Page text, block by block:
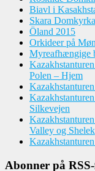
Biavl i
Skara Domkyrka
Öland 2015
Orkideer på Møn
Myreafhængige
Polen – Hjem
Silkevejen
Valley og Shelek
Abonner på RSS-